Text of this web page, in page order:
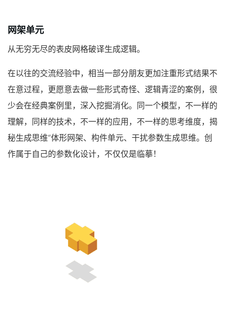
网架单元
从无穷无尽的表皮网格破译生成逻辑。
在以往的交流经验中，相当一部分朋友更加注重形式结果不
在意过程，更愿意去做一些形式奇怪、逻辑青涩的案例，很
少会在经典案例里，深入挖掘消化。同一个模型，不一样的
理解，同样的技术，不一样的应用，不一样的思考维度，揭
秘生成思维“体形网架、构件单元、干扰参数生成思维。创
作属于自己的参数化设计，不仅仅是临摹！